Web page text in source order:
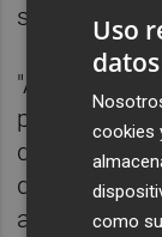
seguirá
"A raíz de la
países, del
durante la
del hecho
avances
Uso
datos
cookies
como